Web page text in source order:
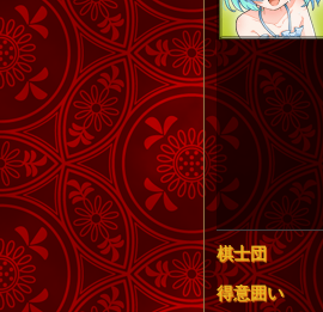
棋士団
得意囲い